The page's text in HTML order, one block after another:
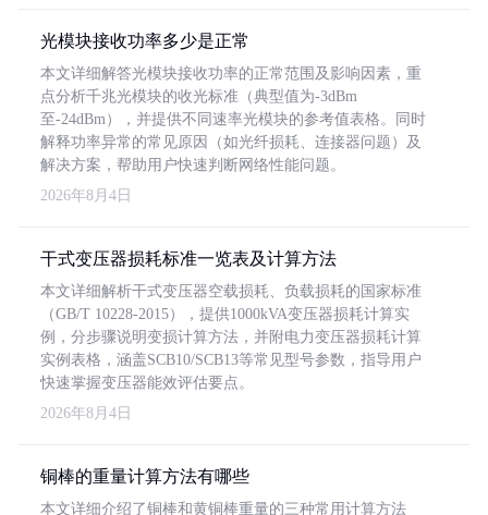
光模块接收功率多少是正常
本文详细解答光模块接收功率的正常范围及影响因素，重
点分析千兆光模块的收光标准（典型值为-3dBm
至-24dBm），并提供不同速率光模块的参考值表格。同时
解释功率异常的常见原因（如光纤损耗、连接器问题）及
解决方案，帮助用户快速判断网络性能问题。
2026年8月4日
干式变压器损耗标准一览表及计算方法
本文详细解析干式变压器空载损耗、负载损耗的国家标准
（GB/T 10228-2015），提供1000kVA变压器损耗计算实
例，分步骤说明变损计算方法，并附电力变压器损耗计算
实例表格，涵盖SCB10/SCB13等常见型号参数，指导用户
快速掌握变压器能效评估要点。
2026年8月4日
铜棒的重量计算方法有哪些
本文详细介绍了铜棒和黄铜棒重量的三种常用计算方法